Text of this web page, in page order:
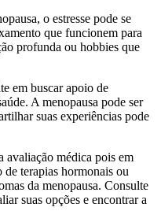
o estresse pode se
que funcionem para
profunda ou hobbies que
em buscar apoio de
A menopausa pode ser
suas experiências pode
avaliação médica pois em
de terapias hormonais ou
da menopausa. Consulte
suas opções e encontrar a